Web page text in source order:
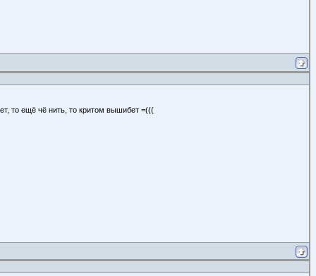
то ещё чё нить, то критом вышибет =(((